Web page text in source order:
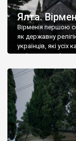
Ялта.
Вірменія першою
як державну
українців, які
є відданими